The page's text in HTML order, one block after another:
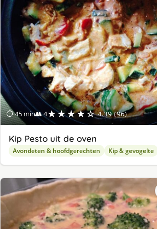
⏱ 45 min👥 4★★★★☆ 4.39 (96)
Kip Pesto uit de oven
Avondeten & hoofdgerechten Kip & gevogelte